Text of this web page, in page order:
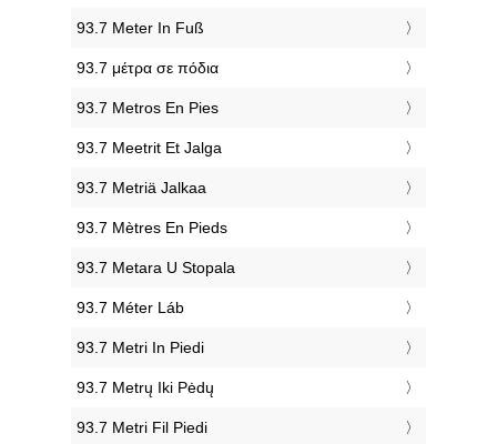
‎93.7 Meter In Fuß
‎93.7 μέτρα σε πόδια
‎93.7 Metros En Pies
‎93.7 Meetrit Et Jalga
‎93.7 Metriä Jalkaa
‎93.7 Mètres En Pieds
‎93.7 Metara U Stopala
‎93.7 Méter Láb
‎93.7 Metri In Piedi
‎93.7 Metrų Iki Pėdų
‎93.7 Metri Fil Piedi